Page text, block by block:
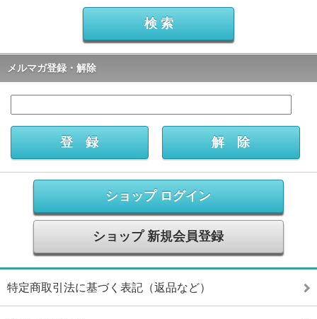
メルマガ登録・解除
ショップ ログイン
ショップ 新規会員登録
特定商取引法に基づく表記（返品など）